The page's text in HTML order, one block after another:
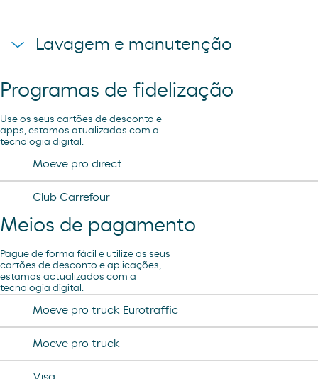
Lavagem e manutenção
Lavagem Manual – Jet Wash
Aspiração
Lavagem Automática de automóveis
Programas de fidelização
Use os seus cartões de desconto e
apps, estamos atualizados com a
tecnologia digital.
Moeve pro direct
Club Carrefour
Meios de pagamento
Pague de forma fácil e utilize os seus
cartões de desconto e aplicações,
estamos actualizados com a
tecnologia digital.
Moeve pro truck Eurotraffic
Moeve pro truck